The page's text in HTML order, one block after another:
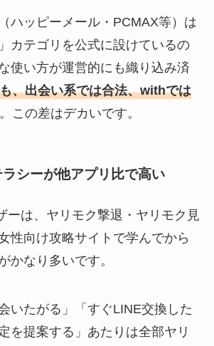
ハッピーメール・PCMAX等）は
カテゴリを公式に設けているの
使い方が運営的にも織り込み済
、出会い系では合法、withでは
この差はデカいです。
シーが他アプリ比で高い
ーは、ヤリモク撃退・ヤリモク見
性向け攻略サイトで学んでから
かなり多いです。
いたがる」「すぐLINE交換した
を提案する」あたりは全部ヤリ